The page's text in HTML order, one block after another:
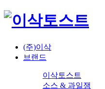
(주)이삭
브랜드
이삭토스트
소스 & 과일잼